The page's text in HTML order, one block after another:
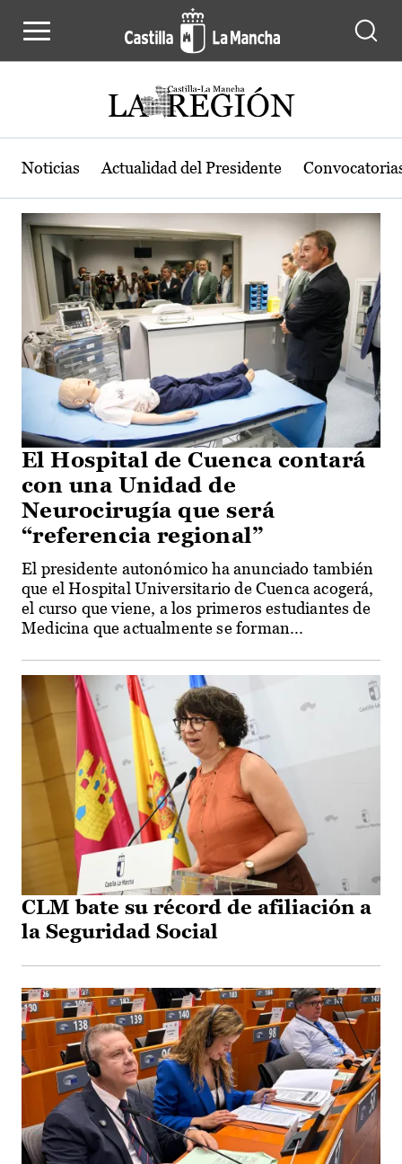
Actualidad de la región de Castilla-
Noticias Actualidad del Presidente
El Hospital de Cuenca contará
con una Unidad de
Neurocirugía que será
“referencia regional”
El presidente autonómico ha anunciado también
que el Hospital Universitario de Cuenca acogerá,
el curso que viene, a los primeros estudiantes de
Medicina que actualmente se forman...
CLM bate su récord de afiliación a
la Seguridad Social